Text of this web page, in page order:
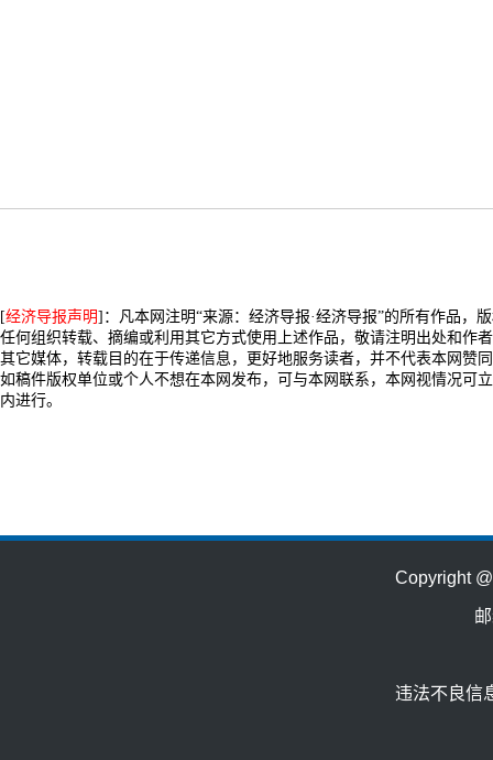
[经济导报声明]：凡本网注明“来源：经济导报·经济导报”的所有作品，
任何组织转载、摘编或利用其它方式使用上述作品，敬请注明出处和作
其它媒体，转载目的在于传递信息，更好地服务读者，并不代表本网赞
如稿件版权单位或个人不想在本网发布，可与本网联系，本网视情况可
内进行。
Copyright
违法不良信